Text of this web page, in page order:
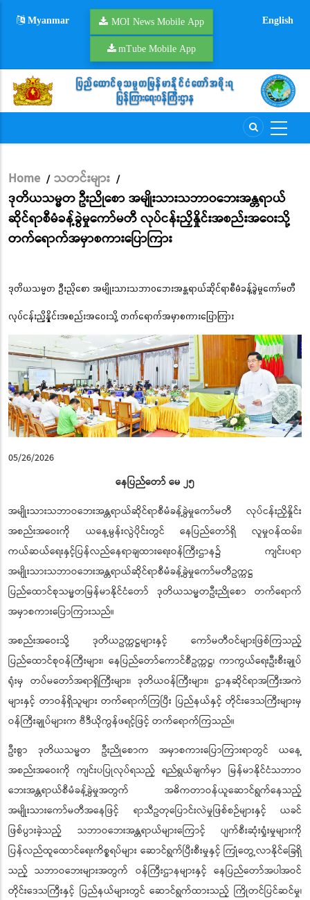
Myanmar MOI News Mobile App
mTube Mobile App
English
Breadcrumb
Home / သတင်းများ /
ဒုတိယသမ္မတ ဦးညိုစော အမျိုးသားသဘာဝဘေးအန္တရာယ်
ဆိုင်ရာစီမံခန့်ခွဲမှုကော်မတီ လုပ်ငန်းညှိနှိုင်းအစည်းအဝေးသို့
တက်ရောက်အမှာစကားပြောကြား
ဒုတိယသမ္မတ ဦးညိုစော အမျိုးသားသဘာဝဘေးအန္တရာယ်ဆိုင်ရာစီမံခန့်ခွဲမှုကော်မတီ
လုပ်ငန်းညှိနှိုင်းအစည်းအဝေးသို့ တက်ရောက်အမှာစကားပြောကြား
05/26/2026
နေပြည်တော် မေ ၂၅
အမျိုးသားသဘာဝဘေးအန္တရာယ်ဆိုင်ရာစီမံခန့်ခွဲမှုကော်မတီ လုပ်ငန်းညှိနှိုင်း
အစည်းအဝေးကို ယနေ့မွန်းလွဲပိုင်းတွင် နေပြည်တော်ရှိ လူမှုဝန်ထမ်း၊
ကယ်ဆယ်ရေးနှင့်ပြန်လည်နေရာချထားရေးဝန်ကြီးဌာန၌ ကျင်းပရာ
အမျိုးသားသဘာဝဘေးအန္တရာယ်ဆိုင်ရာစီမံခန့်ခွဲမှုကော်မတီဥက္ကဋ္ဌ
ပြည်ထောင်စုသမ္မတမြန်မာနိုင်ငံတော် ဒုတိယသမ္မတဦးညိုစော တက်ရောက်
အမှာစကားပြောကြားသည်။
အစည်းအဝေးသို့ ဒုတိယဥက္ကဋ္ဌများနှင့် ကော်မတီဝင်များဖြစ်ကြသည့်
ပြည်ထောင်စုဝန်ကြီးများ၊ နေပြည်တော်ကောင်စီဥက္ကဋ္ဌ၊ ကာကွယ်ရေးဦးစီးချုပ်
ရုံးမှ တပ်မတော်အရာရှိကြီးများ၊ ဒုတိယဝန်ကြီးများ၊ ဌာနဆိုင်ရာအကြီးအကဲ
များနှင့် တာဝန်ရှိသူများ တက်ရောက်ကြပြီး ပြည်နယ်နှင့် တိုင်းဒေသကြီးများမှ
ဝန်ကြီးချုပ်များက ဗီဒီယိုကွန်ဖရင့်ဖြင့် တက်ရောက်ကြသည်။
ဦးစွာ ဒုတိယသမ္မတ ဦးညိုစောက အမှာစကားပြောကြားရာတွင် ယနေ့
အစည်းအဝေးကို ကျင်းပပြုလုပ်ရသည့် ရည်ရွယ်ချက်မှာ မြန်မာနိုင်ငံသဘာဝ
ဘေးအန္တရာယ်စီမံခန့်ခွဲမှုအတွက် အဓိကတာဝန်ယူဆောင်ရွက်နေသည့်
အမျိုးသားကော်မတီအနေဖြင့် ရာသီဥတုပြောင်းလဲမှုဖြစ်စဉ်များနှင့် ယခင်
ဖြစ်ပွားခဲ့သည့် သဘာဝဘေးအန္တရာယ်များကြောင့် ပျက်စီးဆုံးရှုံးမှုများကို
ပြန်လည်ထူထောင်ရေးကိစ္စရပ်များ ဆောင်ရွက်ပြီးစီးမှုနှင့် ကြုံတွေ့လာနိုင်ခြေရှိ
သည့် သဘာဝဘေးများအတွက် ဝန်ကြီးဌာနများနှင့် နေပြည်တော်အပါအဝင်
တိုင်းဒေသကြီးနှင့် ပြည်နယ်များတွင် ဆောင်ရွက်ထားသည့် ကြိုတင်ပြင်ဆင်မှု၊